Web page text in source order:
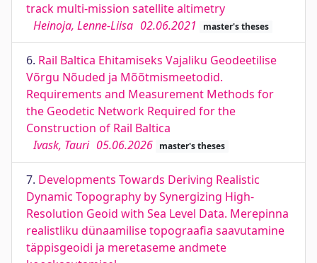
track multi-mission satellite altimetry
Heinoja, Lenne-Liisa 02.06.2021 master's theses
6. Rail Baltica Ehitamiseks Vajaliku Geodeetilise
Võrgu Nõuded ja Mõõtmismeetodid.
Requirements and Measurement Methods for
the Geodetic Network Required for the
Construction of Rail Baltica
Ivask, Tauri 05.06.2026 master's theses
7. Developments Towards Deriving Realistic
Dynamic Topography by Synergizing High-
Resolution Geoid with Sea Level Data. Merepinna
realistliku dünaamilise topograafia saavutamine
täppisgeoidi ja meretaseme andmete